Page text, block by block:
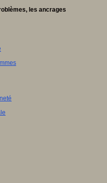
les ancrages